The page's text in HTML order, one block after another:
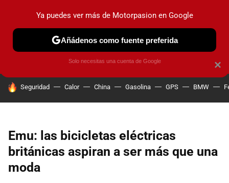
PRUEBAS COCHES ELÉCTRICOS OBSERVATORIO
HOY SE HABLA DE
Seguridad Calor China Gasolina GPS BMW
Emu: las bicicletas eléctricas
británicas aspiran a ser más que una
moda
×
Ya puedes ver más de Motorpasion en Google
Añádenos como fuente preferida
Solo necesitas una cuenta de Google